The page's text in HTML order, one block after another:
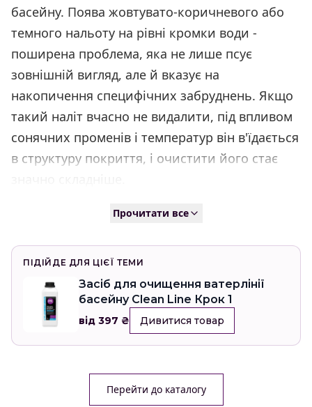
басейну. Поява жовтувато-коричневого або
темного нальоту на рівні кромки води -
поширена проблема, яка не лише псує
зовнішній вигляд, але й вказує на
накопичення специфічних забруднень. Якщо
такий наліт вчасно не видалити, під впливом
сонячних променів і температур він в'їдається
в структуру покриття, і очистити його стає
Прочитати все
ПІДІЙДЕ ДЛЯ ЦІЄЇ ТЕМИ
Засіб для очищення ватерлінії
басейну Clean Line Крок 1
від 397 ₴ Дивитися товар
Перейти до каталогу